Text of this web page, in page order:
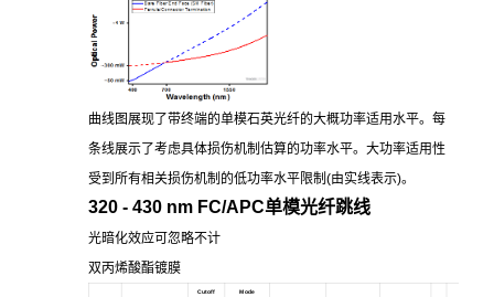
曲线图展现了带终端的单模石英光纤的大概功率适用水平。每
条线展示了考虑具体损伤机制估算的功率水平。大功率适用性
受到所有相关损伤机制的低功率水平限制(由实线表示)。
320 - 430 nm FC/APC单模光纤跳线
光暗化效应可忽略不计
双丙烯酸酯镀膜
Cutoff
Mode